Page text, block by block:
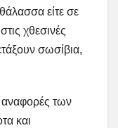
είτε σε
χθεσινές
σωσίβια,
αναφορές των
και